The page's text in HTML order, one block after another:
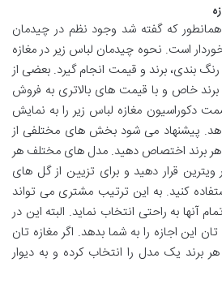
که گفته شد وجود نظم در چیدمان
است. نحوه چیدمان لباس زیر در مغازه
بندی، برند و قیمت انجام گیرد. بعضی از
برند خاص و با قیمت های بالاتری به فروش
دكوراسيون مغازه لباس زير را به نمایش
پیشنهاد می شود بخش های مختلفی از
هر برند اختصاص دهید. مدل های مختلف هر
قرار دهید و برای تزیین از گل های
کنید. به این ترتیب مشتری می تواند
آنها به راحتی انتخاب نماید. البته این در
این اجازه را به شما بدهد. اگر مغازه تان
برند یک مدل را انتخاب کرده و به دیوار